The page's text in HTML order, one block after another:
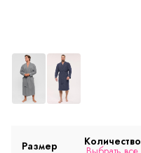
Размер Количество